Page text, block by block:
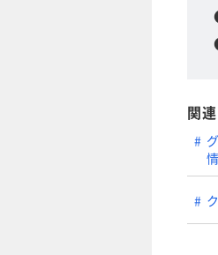
関